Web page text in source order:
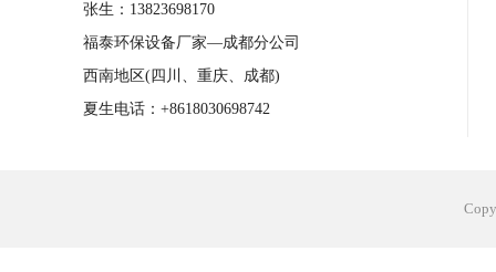
张生：13823698170
福泰环保设备厂家—成都分公司
西南地区(四川、重庆、成都)
夏生电话：+8618030698742